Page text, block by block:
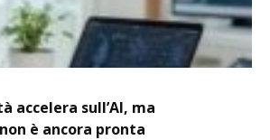
accelera sull’AI, ma
è ancora pronta